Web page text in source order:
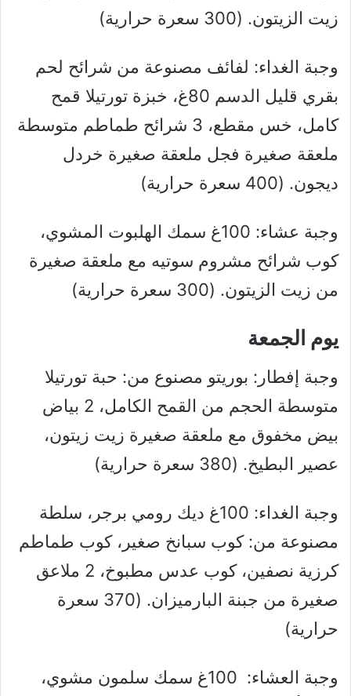
زيت الزيتون. (300 سعرة حرارية)
وجبة الغداء: لفائف مصنوعة من شرائح لحم
بقري قليل الدسم 80غ، خبزة تورتيلا قمح
كامل، خس مقطع، 3 شرائح طماطم متوسطة
ملعقة صغيرة فجل ملعقة صغيرة خردل
ديجون. (400 سعرة حرارية)
وجبة عشاء: 100غ سمك الهلبوت المشوي،
كوب شرائح مشروم سوتيه مع ملعقة صغيرة
من زيت الزيتون. (300 سعرة حرارية)
يوم الجمعة
وجبة إفطار: بوريتو مصنوع من: حبة تورتيلا
متوسطة الحجم من القمح الكامل، 2 بياض
بيض مخفوق مع ملعقة صغيرة زيت زيتون،
عصير البطيخ. (380 سعرة حرارية)
وجبة الغداء: 100غ ديك رومي برجر، سلطة
مصنوعة من: كوب سبانخ صغير، كوب طماطم
كرزية نصفين، كوب عدس مطبوخ، 2 ملاعق
صغيرة من جبنة البارميزان. (370 سعرة
حرارية)
وجبة العشاء: 100غ سمك سلمون مشوي،